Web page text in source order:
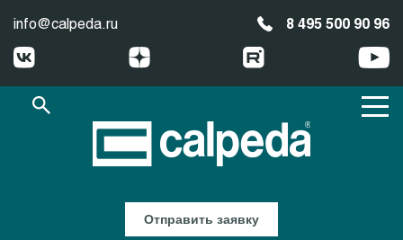
info@calpeda.ru 8 495 500 90 96
Отправить заявку